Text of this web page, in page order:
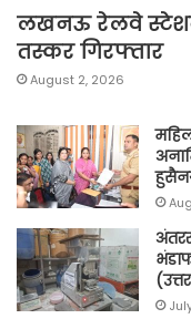
लखनऊ रेलवे स्टेशन
तस्कर गिरफ्तार
August 2, 2026